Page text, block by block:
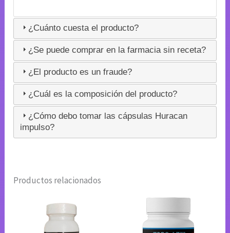
¿Cuánto cuesta el producto?
¿Se puede comprar en la farmacia sin receta?
¿El producto es un fraude?
¿Cuál es la composición del producto?
¿Cómo debo tomar las cápsulas Huracan
impulso?
Productos relacionados